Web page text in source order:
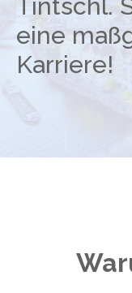
Tintschl.
eine
Karriere!